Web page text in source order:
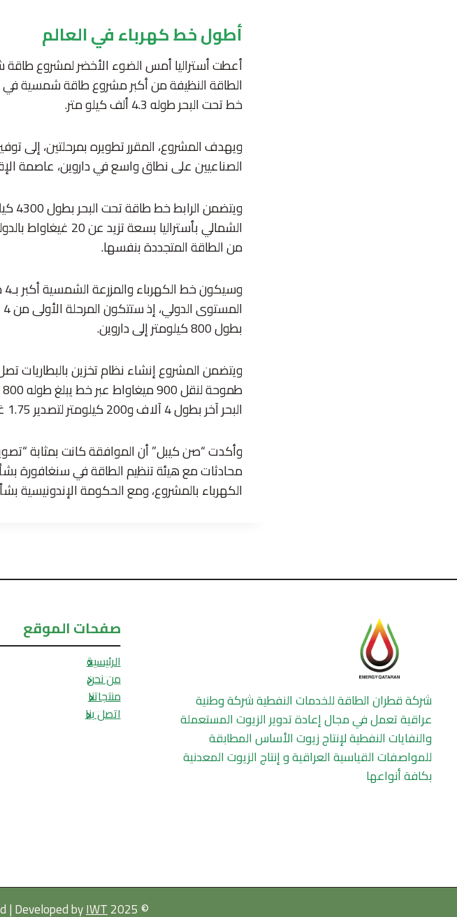
أطول خط كهرباء في العالم
الطاقة النظيفة من أكبر مشروع طاقة شمسية في
خط تحت البحر طوله 4.3 ألف كيلو متر.
الصناعيين على نطاق واسع في داروين، عاصمة
الشمالي بأستراليا
من الطاقة المتجددة بنفسها.
بطول 800 كيلومتر إلى داروين.
البحر آخر بطول 4 آلاف و200 كيلومتر لتصدير 1.75 غيغاواط إلى سنغافورة.
وأكدت “صن كيبل” أن الموافقة كانت بمثابة
محادثات مع هيئة تنظيم الطاقة في سنغافورة
الكهرباء بالمشروع، ومع الحكومة الإندونيسية
شركة قطران الطاقة للخدمات النفطية شركة وطنية
عراقية تعمل في مجال إعادة تدوير الزيوت المستعملة
والنفايات النفطية لإنتاج زيوت الأساس المطابقة
للمواصفات القياسية العراقية و إنتاج الزيوت المعدنية
بكافة أنواعها
صفحات الموقع
الرئيسية
من نحن
منتجاتنا
اتصل بنا
© 2025 Qataran Energy, All Rights Reserved | Developed by
IWT